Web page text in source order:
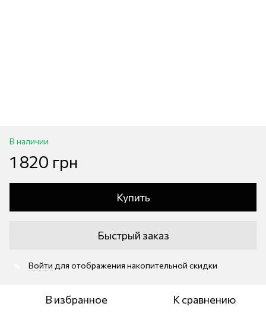
В наличии
1 820 грн
Купить
Быстрый заказ
Войти для отображения накопительной скидки
В избранное К сравнению